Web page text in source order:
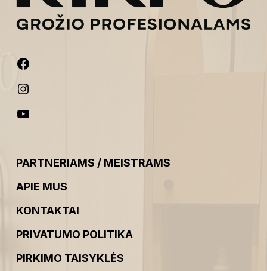
PARTNERIAMS / MEISTRAMS
APIE MUS
KONTAKTAI
PRIVATUMO POLITIKA
PIRKIMO TAISYKLĖS